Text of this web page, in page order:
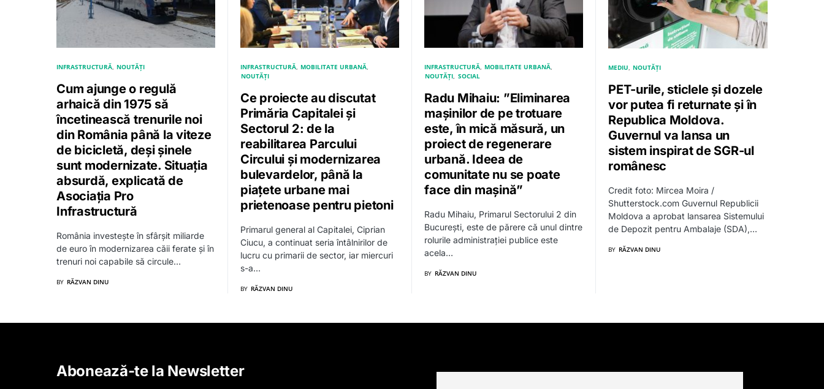
INFRASTRUCTURĂ NOUTĂȚI
Cum ajunge o regulă
arhaică din 1975 să
încetinească trenurile noi
din România până la viteze
de bicicletă, deși șinele
sunt modernizate. Situația
absurdă, explicată de
Asociația Pro
Infrastructură
România investește în sfârșit miliarde
de euro în modernizarea căii ferate și în
trenuri noi capabile să circule…
BY RĂZVAN DINU
INFRASTRUCTURĂ MOBILITATE URBANĂ
NOUTĂȚI
Ce proiecte au discutat
Primăria Capitalei și
Sectorul 2: de la
reabilitarea Parcului
Circului și modernizarea
bulevardelor, până la
piațete urbane mai
prietenoase pentru pietoni
Primarul general al Capitalei, Ciprian
Ciucu, a continuat seria întâlnirilor de
lucru cu primarii de sector, iar miercuri
s-a…
BY RĂZVAN DINU
INFRASTRUCTURĂ MOBILITATE URBANĂ
NOUTĂȚI SOCIAL
Radu Mihaiu: ”Eliminarea
maşinilor de pe trotuare
este, în mică măsură, un
proiect de regenerare
urbană. Ideea de
comunitate nu se poate
face din mașină”
Radu Mihaiu, Primarul Sectorului 2 din
București, este de părere că unul dintre
rolurile administrației publice este
acela…
BY RĂZVAN DINU
MEDIU NOUTĂȚI
PET-urile, sticlele și dozele
vor putea fi returnate și în
Republica Moldova.
Guvernul va lansa un
sistem inspirat de SGR-ul
românesc
Credit foto: Mircea Moira /
Shutterstock.com Guvernul Republicii
Moldova a aprobat lansarea Sistemului
de Depozit pentru Ambalaje (SDA),…
BY RĂZVAN DINU
Abonează-te la Newsletter